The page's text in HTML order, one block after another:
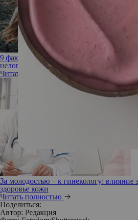
9 фактов, которые нельзя скрывать от
неловко или стыдно)
Читать полностью
За молодостью – к гинекологу: влияние
здоровье кожи
Читать полностью
Поделиться:
Автор: Редакция